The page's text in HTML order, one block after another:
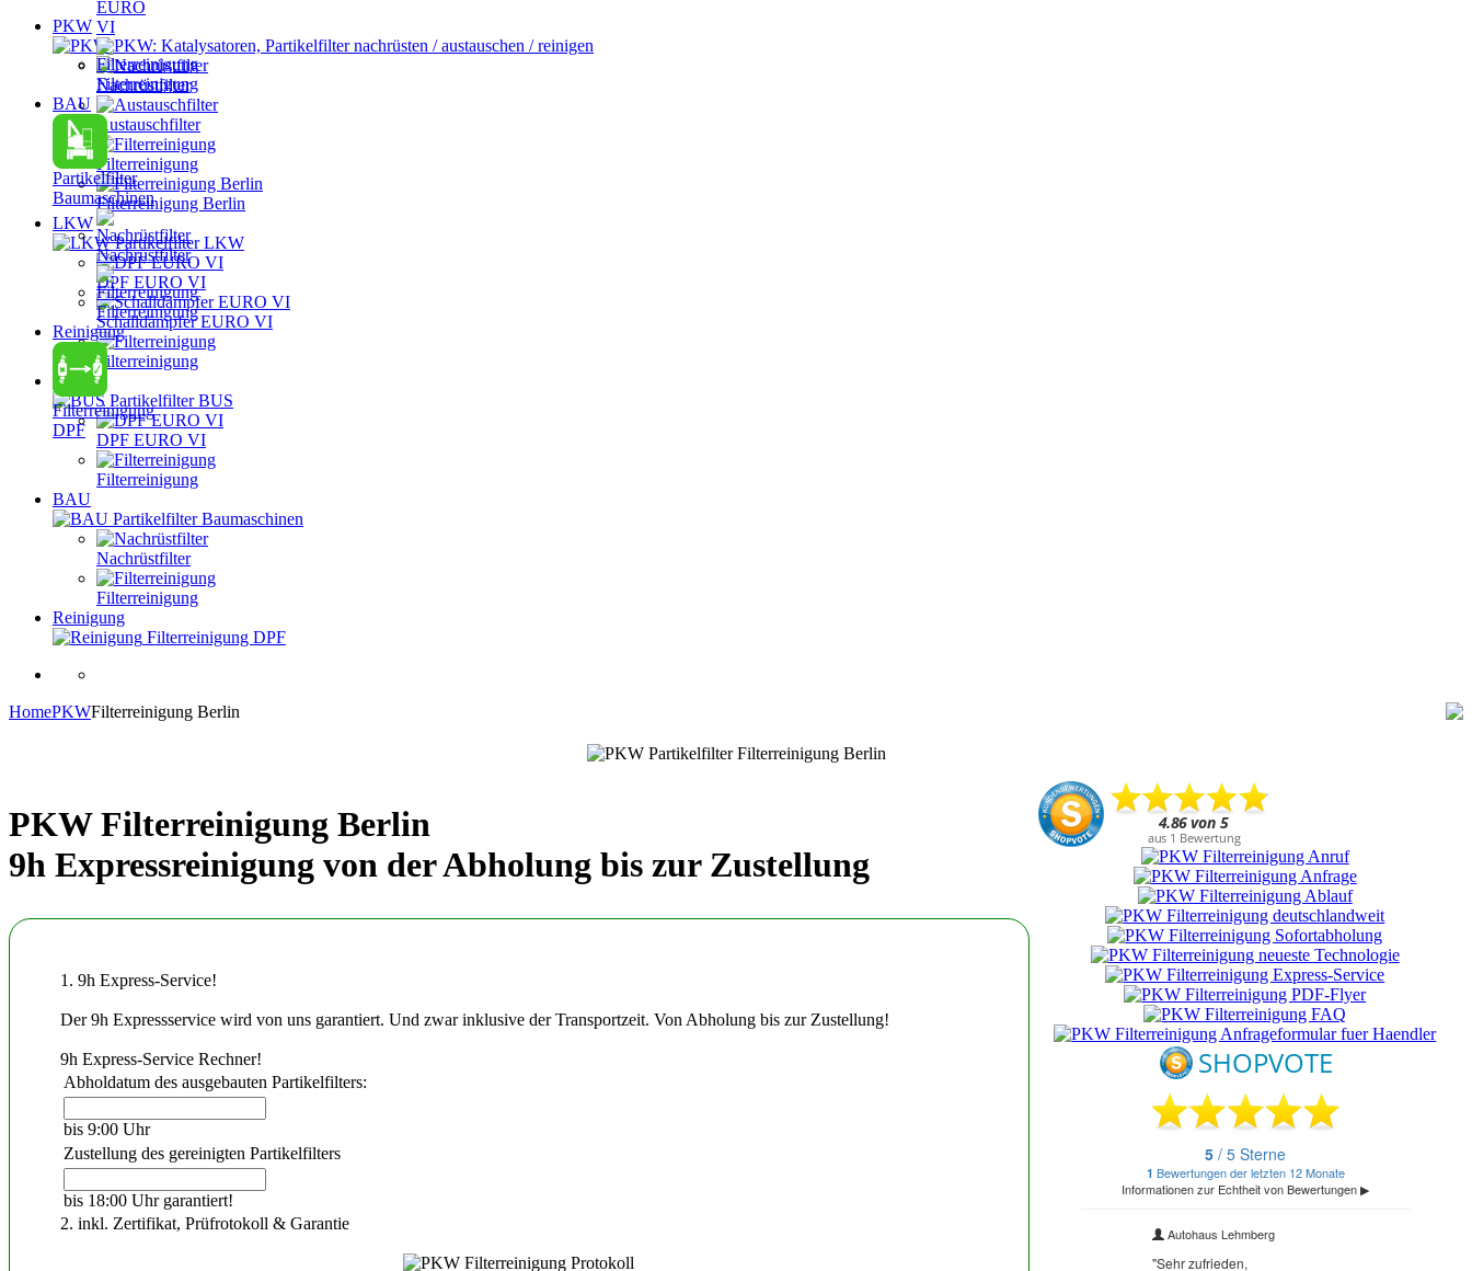
EURO
VI
Filterreinigung
BAU
Partikelfilter
Baumaschinen
Nachrüstfilter
Filterreinigung
Reinigung
Filterreinigung
DPF
PKW
PKW: Katalysatoren, Partikelfilter nachrüsten / austauschen / reinigen
Nachrüstfilter
Austauschfilter
Filterreinigung
Filterreinigung Berlin
LKW
Partikelfilter LKW
DPF EURO VI
Schalldämpfer EURO VI
Filterreinigung
BUS
Partikelfilter BUS
DPF EURO VI
Filterreinigung
BAU
Partikelfilter Baumaschinen
Nachrüstfilter
Filterreinigung
Reinigung
Filterreinigung DPF
HomePKWFilterreinigung Berlin
PKW Filterreinigung Berlin
9h Expressreinigung von der Abholung bis zur Zustellung
1. 9h Express-Service!
Der 9h Expressservice wird von uns garantiert. Und zwar inklusive der Transportzeit. Von Abholung bis zur Zustellung!
9h Express-Service Rechner!
Abholdatum des ausgebauten Partikelfilters:
bis 9:00 Uhr
Zustellung des gereinigten Partikelfilters
bis 18:00 Uhr garantiert!
2. inkl. Zertifikat, Prüfrotokoll & Garantie